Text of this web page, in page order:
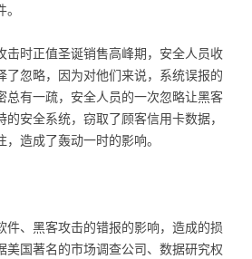
击时正值圣诞销售高峰期，安全人员收
了忽略，因为对他们来说，系统误报的
总有一疏，安全人员的一次忽略让黑客
安全系统，窃取了顾客信用卡数据，
造成了轰动一时的影响。
件、黑客攻击的错报的影响，造成的损
美国著名的市场调查公司、数据研究权